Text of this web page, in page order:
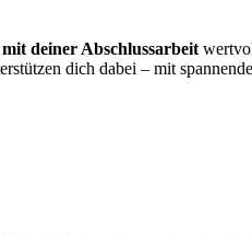
deiner Abschlussarbeit
dich dabei – mit